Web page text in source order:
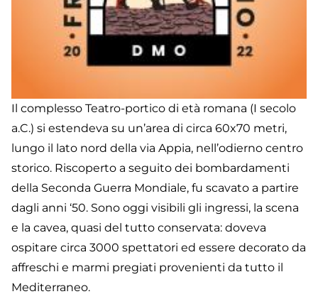
Il complesso Teatro-portico di età romana (I secolo
a.C.) si estendeva su un’area di circa 60x70 metri,
lungo il lato nord della via Appia, nell’odierno centro
storico. Riscoperto a seguito dei bombardamenti
della Seconda Guerra Mondiale, fu scavato a partire
dagli anni ‘50. Sono oggi visibili gli ingressi, la scena
e la cavea, quasi del tutto conservata: doveva
ospitare circa 3000 spettatori ed essere decorato da
affreschi e marmi pregiati provenienti da tutto il
Mediterraneo.